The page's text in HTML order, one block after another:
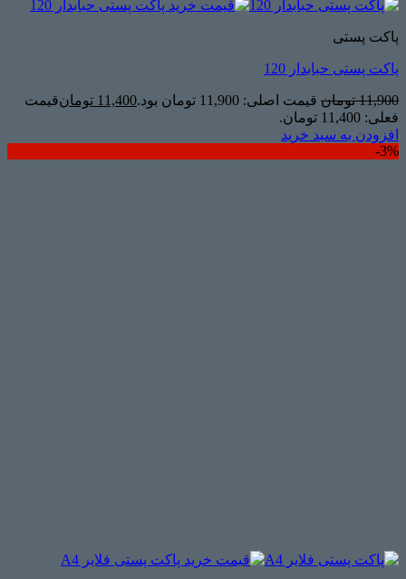
پاکت پستی
پاکت پستی حبابدار 120
11,900 تومان قیمت اصلی: 11,900 تومان بود. 11,400 تومانقیمت
فعلی: 11,400 تومان.
افزودن به سبد خرید
3%-